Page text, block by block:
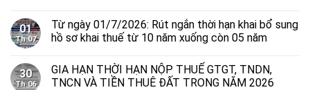
01
Th 07
Từ ngày 01/7/2026: Rút ngắn thời hạn khai bổ sung
hồ sơ khai thuế từ 10 năm xuống còn 05 năm
30
Th 06
GIA HẠN THỜI HẠN NỘP THUẾ GTGT, TNDN,
TNCN VÀ TIỀN THUÊ ĐẤT TRONG NĂM 2026